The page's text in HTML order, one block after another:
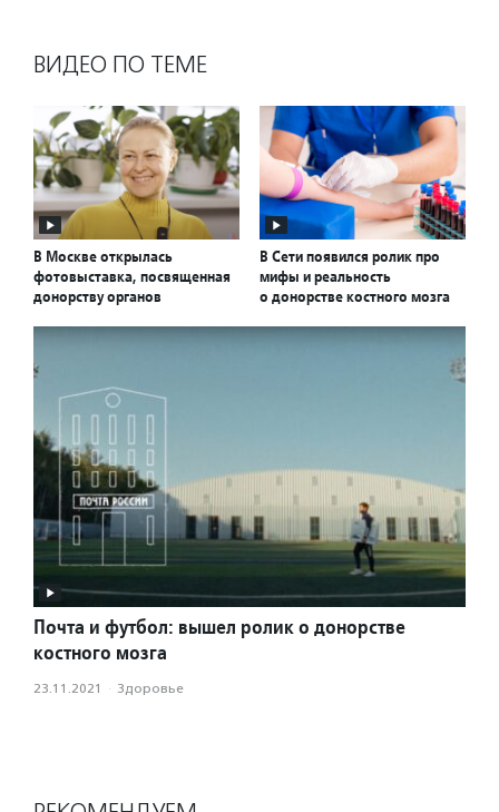
ВИДЕО ПО ТЕМЕ
В Москве открылась
фотовыставка, посвященная
донорству органов
В Сети появился ролик про
мифы и реальность
о донорстве костного мозга
Почта и футбол: вышел ролик о донорстве
костного мозга
23.11.2021 · Здоровье